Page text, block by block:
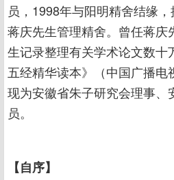
员，1998年与阳明精舍结缘
蒋庆先生管理精舍。曾任蒋庆
生记录整理有关学术论文数十
五经精华读本》（中国广播电
现为安徽省朱子研究会理事、
员。
【自序】